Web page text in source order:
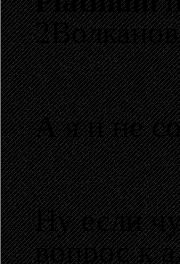
А я и не
Ну если
вопрос к